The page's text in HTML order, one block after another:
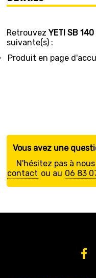
RetrouvezYETI SB
suivante(s) :
Produit en page
Vous avez une
N'hésitez pas à
contact ou au 06 83